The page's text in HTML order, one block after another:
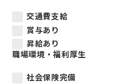
交通費支給
賞与あり
昇給あり
職場環境・福利厚生
社会保険完備